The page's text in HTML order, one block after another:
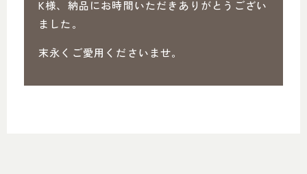
K様、納品にお時間いただきありがとうござい
ました。
末永くご愛用くださいませ。